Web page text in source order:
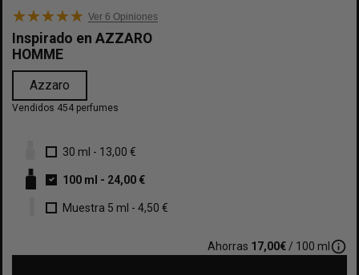
Ver 6 Opiniones
Inspirado en AZZARO
HOMME
Azzaro
Vendidos 454 perfumes
30 ml - 13,00 €
100 ml - 24,00 €
Muestra 5 ml - 4,50 €
Ahorras 17,00€ / 100 ml info_outline